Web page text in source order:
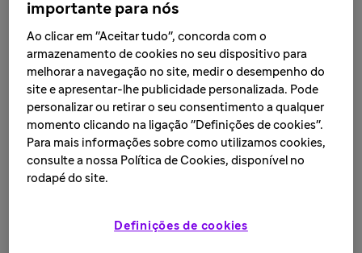
(cloridrato de
fexofenadina 180mg +
cloridrato de
pseudoefedrina 240mg)
comprimido revestido
- Sanofi no Brasil
importante para nós
Ao clicar em "Aceitar tudo", concorda com o
armazenamento de cookies no seu dispositivo para
melhorar a navegação no site, medir o desempenho do
site e apresentar-lhe publicidade personalizada. Pode
personalizar ou retirar o seu consentimento a qualquer
momento clicando na ligação "Definições de cookies".
Para mais informações sobre como utilizamos cookies,
consulte a nossa Política de Cookies, disponível no
rodapé do site.
Definições de cookies